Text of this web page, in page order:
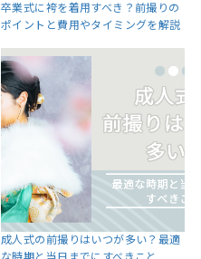
卒業式に袴を着用すべき？前撮りの
ポイントと費用やタイミングを解説
成人式の前撮りはいつが多い？最適